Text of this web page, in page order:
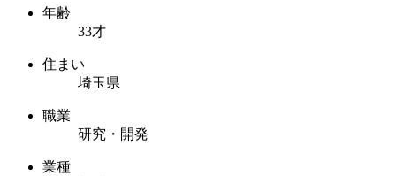
年齢
33才
住まい
埼玉県
職業
研究・開発
業種